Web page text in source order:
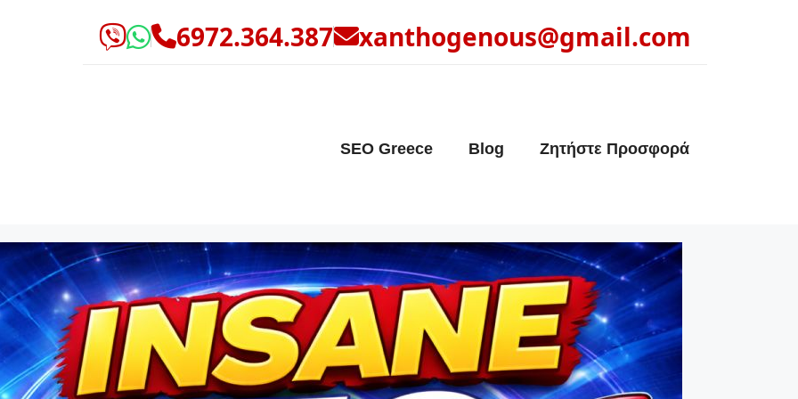
6972.364.387 xanthogenous@gmail.com
SEO Greece Blog Ζητήστε Προσφορά